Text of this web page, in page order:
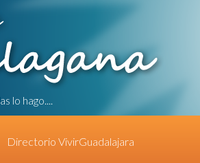
lo hago....
Directorio VivirGuadalajara